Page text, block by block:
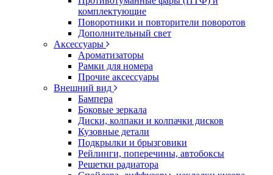
комплектующие
Поворотники и повторители поворотов
Дополнительный свет
Аксессуары
Ароматизаторы
Рамки для номера
Прочие аксессуары
Внешний вид
Бампера
Боковые зеркала
Диски, колпаки и колпачки дисков
Кузовные детали
Подкрылки и брызговики
Рейлинги, поперечины, автобоксы
Решетки радиатора